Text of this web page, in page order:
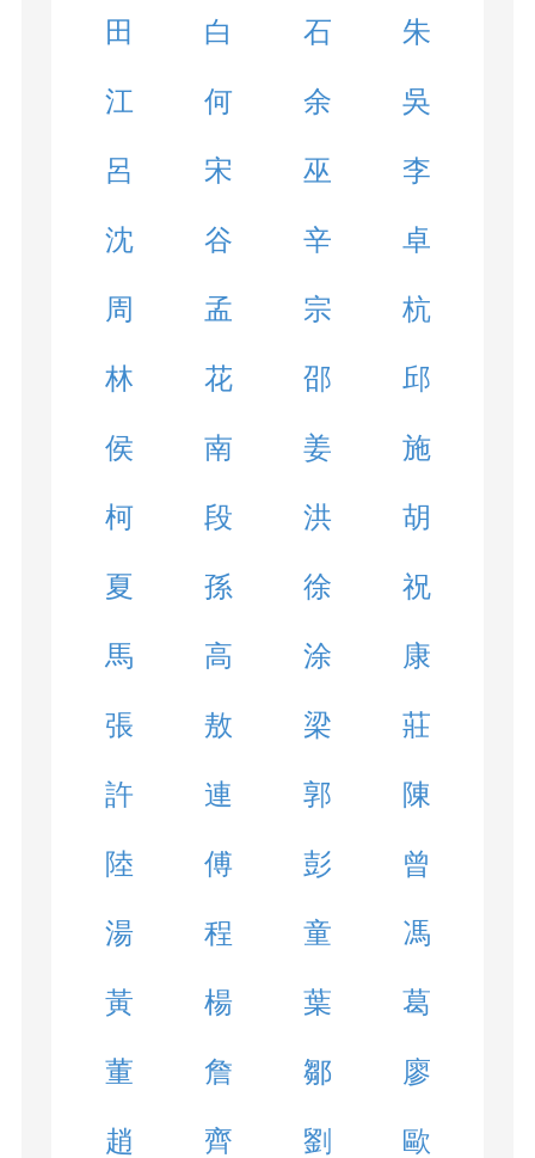
田 白 石 朱
江 何 余 吳
呂 宋 巫 李
沈 谷 辛 卓
周 孟 宗 杭
林 花 邵 邱
侯 南 姜 施
柯 段 洪 胡
夏 孫 徐 祝
馬 高 涂 康
張 敖 梁 莊
許 連 郭 陳
陸 傅 彭 曾
湯 程 童 馮
黃 楊 葉 葛
董 詹 鄒 廖
趙 齊 劉 歐